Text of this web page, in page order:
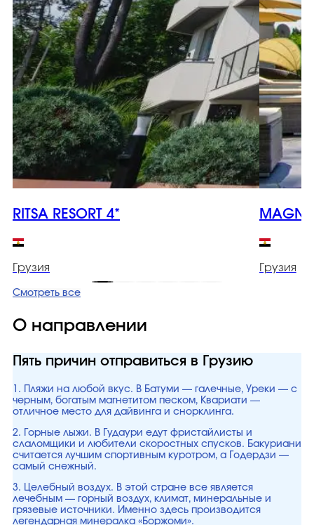
RITSA RESORT 4*
Грузия Грузия
Смотреть все
О направлении
Пять причин отправиться в Грузию
1. Пляжи на любой вкус. В Батуми — галечные, Уреки — с
черным, богатым магнетитом песком, Квариати —
отличное место для дайвинга и снорклинга.
2. Горные лыжи. В Гудаури едут фристайлисты и
слаломщики и любители скоростных спусков. Бакуриани
считается лучшим спортивным куротром, а Годердзи —
самый снежный.
3. Целебный воздух. В этой стране все является
лечебным — горный воздух, климат, минеральные и
грязевые источники. Именно здесь производится
легендарная минералка «Боржоми».